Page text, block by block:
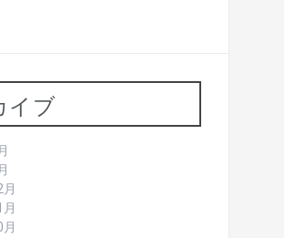
イブ